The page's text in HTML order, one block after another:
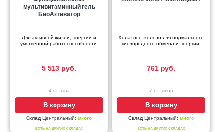
мультивитаминный гель
БиоАктиватор
Для активной жизни, энергии и
умственной работоспособности.
5 513 руб.
4 отзыва
В корзину
Склад Центральный: много
ЕСТЬ НА ДРУГИХ СКЛАДАХ
Хелатное железо для нормального
кислородного обмена и энергии.
761 руб.
7 отзывов
В корзину
Склад Центральный: много
ЕСТЬ НА ДРУГИХ СКЛАДАХ